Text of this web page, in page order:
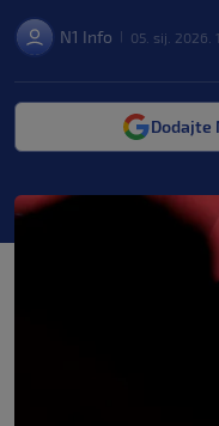
N1 Info 05. sij. 2026.
Dodajte